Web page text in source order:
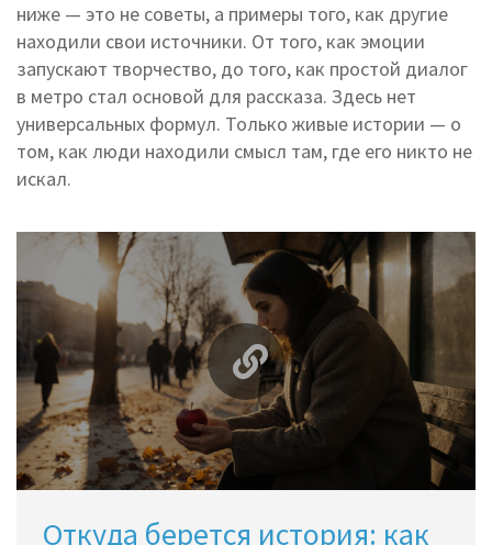
ниже — это не советы, а примеры того, как другие
находили свои источники. От того, как эмоции
запускают творчество, до того, как простой диалог
в метро стал основой для рассказа. Здесь нет
универсальных формул. Только живые истории — о
том, как люди находили смысл там, где его никто не
искал.
Откуда берется история: как